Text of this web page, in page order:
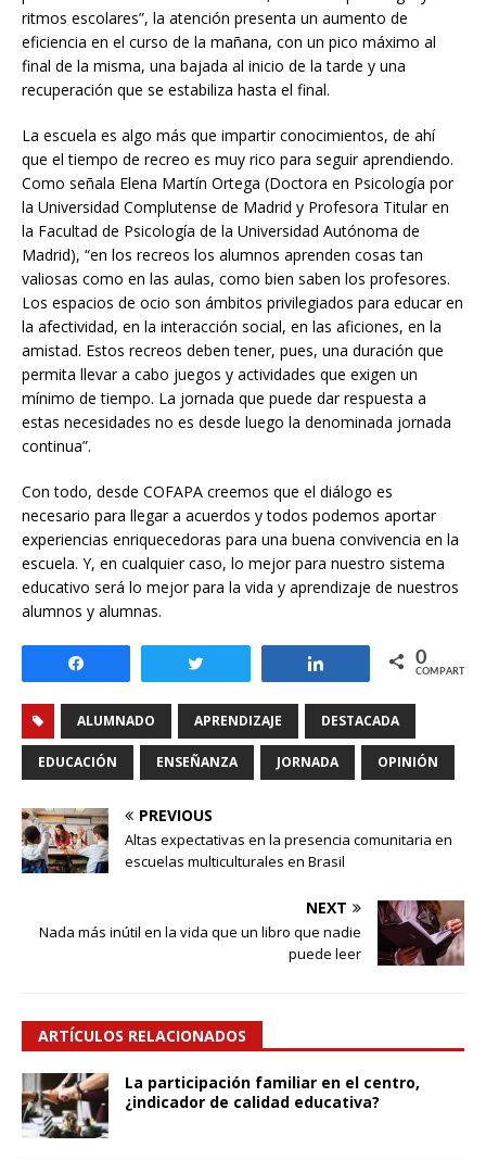
ritmos escolares”, la atención presenta un aumento de
eficiencia en el curso de la mañana, con un pico máximo al
final de la misma, una bajada al inicio de la tarde y una
recuperación que se estabiliza hasta el final.
La escuela es algo más que impartir conocimientos, de ahí
que el tiempo de recreo es muy rico para seguir aprendiendo.
Como señala Elena Martín Ortega (Doctora en Psicología por
la Universidad Complutense de Madrid y Profesora Titular en
la Facultad de Psicología de la Universidad Autónoma de
Madrid), “en los recreos los alumnos aprenden cosas tan
valiosas como en las aulas, como bien saben los profesores.
Los espacios de ocio son ámbitos privilegiados para educar en
la afectividad, en la interacción social, en las aficiones, en la
amistad. Estos recreos deben tener, pues, una duración que
permita llevar a cabo juegos y actividades que exigen un
mínimo de tiempo. La jornada que puede dar respuesta a
estas necesidades no es desde luego la denominada jornada
continua”.
Con todo, desde COFAPA creemos que el diálogo es
necesario para llegar a acuerdos y todos podemos aportar
experiencias enriquecedoras para una buena convivencia en la
escuela. Y, en cualquier caso, lo mejor para nuestro sistema
educativo será lo mejor para la vida y aprendizaje de nuestros
alumnos y alumnas.
Compartir 0
COMPARTIR
ALUMNADO APRENDIZAJE DESTACADA
EDUCACIÓN ENSEÑANZA JORNADA OPINIÓN
PREVIOUS
Altas expectativas en la presencia comunitaria en
escuelas multiculturales en Brasil
NEXT
Nada más inútil en la vida que un libro que nadie
puede leer
ARTÍCULOS RELACIONADOS
La participación familiar en el centro,
¿indicador de calidad educativa?